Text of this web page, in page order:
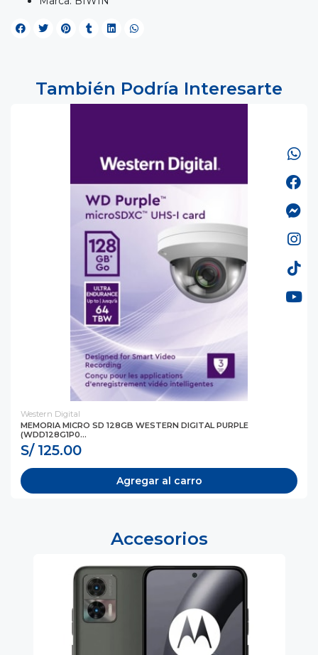
También Podría Interesarte
Western Digital
MEMORIA MICRO SD 128GB WESTERN DIGITAL PURPLE
(WDD128G1P0...
S/ 125.00
Agregar al carro
Accesorios